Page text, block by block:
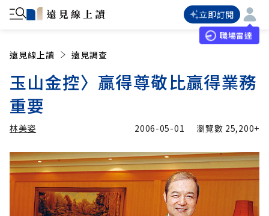
立即訂閱
職場雷達
遠見線上讀 遠見調查
玉山金控〉贏得尊敬比贏得業務
重要
林美姿
林美姿 加入追蹤
2006-05-01 瀏覽數 25,200+